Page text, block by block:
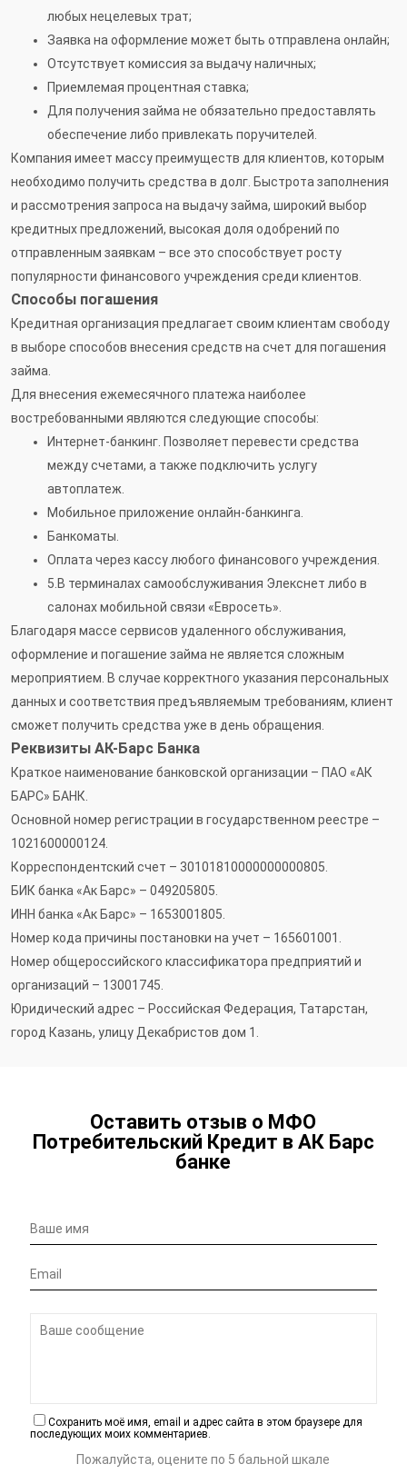
любых нецелевых трат;
Заявка на оформление может быть отправлена онлайн;
Отсутствует комиссия за выдачу наличных;
Приемлемая процентная ставка;
Для получения займа не обязательно предоставлять
обеспечение либо привлекать поручителей.
Компания имеет массу преимуществ для клиентов, которым
необходимо получить средства в долг. Быстрота заполнения
и рассмотрения запроса на выдачу займа, широкий выбор
кредитных предложений, высокая доля одобрений по
отправленным заявкам – все это способствует росту
популярности финансового учреждения среди клиентов.
Способы погашения
Кредитная организация предлагает своим клиентам свободу
в выборе способов внесения средств на счет для погашения
займа.
Для внесения ежемесячного платежа наиболее
востребованными являются следующие способы:
Интернет-банкинг. Позволяет перевести средства
между счетами, а также подключить услугу
автоплатеж.
Мобильное приложение онлайн-банкинга.
Банкоматы.
Оплата через кассу любого финансового учреждения.
5.В терминалах самообслуживания Элекснет либо в
салонах мобильной связи «Евросеть».
Благодаря массе сервисов удаленного обслуживания,
оформление и погашение займа не является сложным
мероприятием. В случае корректного указания персональных
данных и соответствия предъявляемым требованиям, клиент
сможет получить средства уже в день обращения.
Реквизиты АК-Барс Банка
Краткое наименование банковской организации – ПАО «АК
БАРС» БАНК.
Основной номер регистрации в государственном реестре –
1021600000124.
Корреспондентский счет – 30101810000000000805.
БИК банка «Ак Барс» – 049205805.
ИНН банка «Ак Барс» – 1653001805.
Номер кода причины постановки на учет – 165601001.
Номер общероссийского классификатора предприятий и
организаций – 13001745.
Юридический адрес – Российская Федерация, Татарстан,
город Казань, улицу Декабристов дом 1.
Оставить отзыв о МФО
Потребительский Кредит в АК Барс
банке
Сохранить моё имя, email и адрес сайта в этом браузере для
последующих моих комментариев.
Пожалуйста, оцените по 5 бальной шкале